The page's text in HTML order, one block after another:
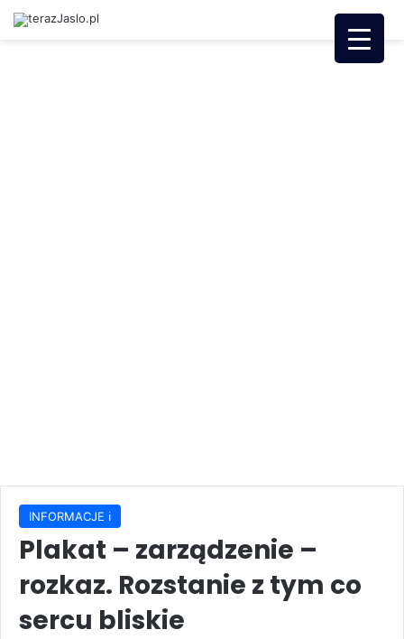
INFORMACJE ℹ️
Plakat – zarządzenie –
rozkaz. Rozstanie z tym co
sercu bliskie